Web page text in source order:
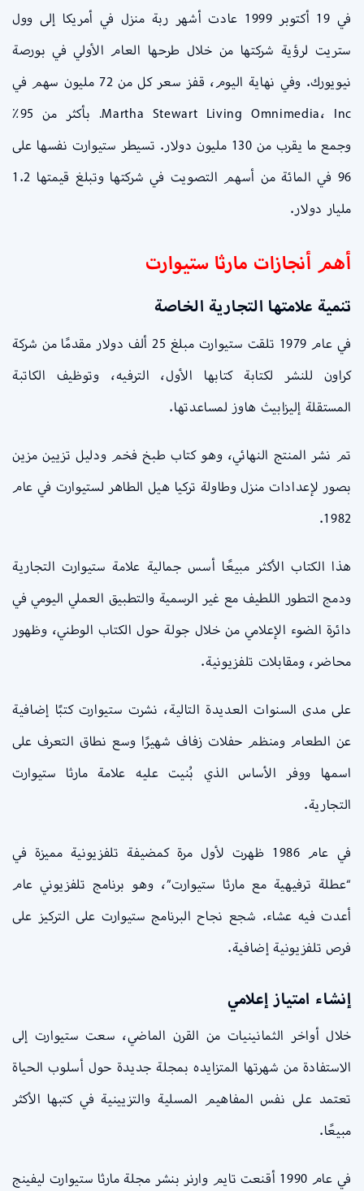
في 19 أكتوبر 1999 عادت أشهر ربة منزل في أمريكا إلى وول
ستريت لرؤية شركتها من خلال طرحها العام الأولي في بورصة
نيويورك. وفي نهاية اليوم، قفز سعر كل من 72 مليون سهم في
Martha Stewart Living Omnimedia، Inc. بأكثر من 95٪
وجمع ما يقرب من 130 مليون دولار. تسيطر ستيوارت نفسها على
96 في المائة من أسهم التصويت في شركتها وتبلغ قيمتها 1.2
مليار دولار.
أهم أنجازات مارثا ستيوارت
تنمية علامتها التجارية الخاصة
في عام 1979 تلقت ستيوارت مبلغ 25 ألف دولار مقدمًا من شركة
كراون للنشر لكتابة كتابها الأول، الترفيه، وتوظيف الكاتبة
المستقلة إليزابيث هاوز لمساعدتها.
تم نشر المنتج النهائي، وهو كتاب طبخ فخم ودليل تزيين مزين
بصور لإعدادات منزل وطاولة تركيا هيل الطاهر لستيوارت في عام
1982.
هذا الكتاب الأكثر مبيعًا أسس جمالية علامة ستيوارت التجارية
ودمج التطور اللطيف مع غير الرسمية والتطبيق العملي اليومي في
دائرة الضوء الإعلامي من خلال جولة حول الكتاب الوطني، وظهور
محاضر، ومقابلات تلفزيونية.
على مدى السنوات العديدة التالية، نشرت ستيوارت كتبًا إضافية
عن الطعام ومنظم حفلات زفاف شهيرًا وسع نطاق التعرف على
اسمها ووفر الأساس الذي بُنيت عليه علامة مارثا ستيوارت
التجارية.
في عام 1986 ظهرت لأول مرة كمضيفة تلفزيونية مميزة في
“عطلة ترفيهية مع مارثا ستيوارت”، وهو برنامج تلفزيوني عام
أعدت فيه عشاء. شجع نجاح البرنامج ستيوارت على التركيز على
فرص تلفزيونية إضافية.
إنشاء امتياز إعلامي
خلال أواخر الثمانينيات من القرن الماضي، سعت ستيوارت إلى
الاستفادة من شهرتها المتزايده بمجلة جديدة حول أسلوب الحياة
تعتمد على نفس المفاهيم المسلية والتزيينية في كتبها الأكثر
مبيعًا.
في عام 1990 أقنعت تايم وارنر بنشر مجلة مارثا ستيوارت ليفينج